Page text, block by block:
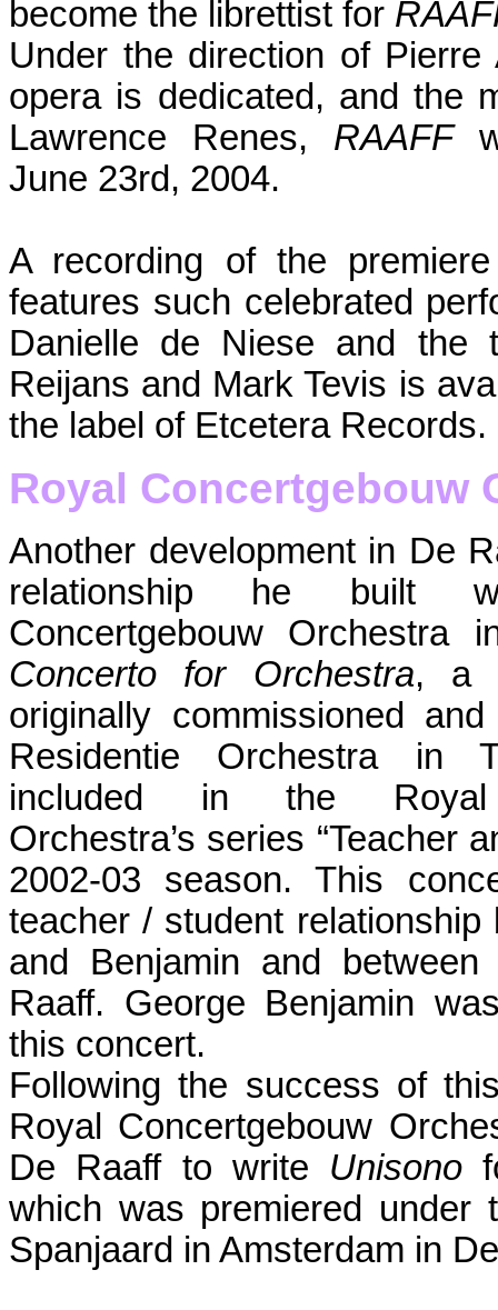
become the librettist for
Under the direction of
opera is dedicated, and the
Lawrence Renes, RAAFF
June 23rd, 2004.
A recording of the
features such celebrated
Danielle de Niese and the
Reijans and Mark Tevis is
the label of Etcetera Records.
Royal Concertgebouw
Another development in De
relationship he built
Concertgebouw Orchestra
Concerto for Orchestra, a
originally commissioned
Residentie Orchestra in
included in the Royal
Orchestra’s series “Teacher
2002-03 season. This
teacher / student relationship
and Benjamin and
Raaff. George Benjamin
this concert.
Following the success of
Royal Concertgebouw
De Raaff to write Unisono
which was premiered under
Spanjaard in Amsterdam in